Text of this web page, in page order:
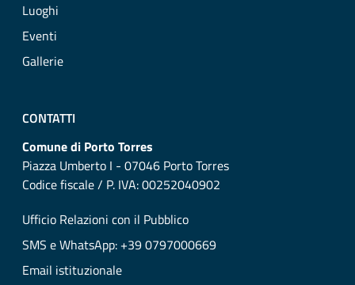
Luoghi
Eventi
Gallerie
CONTATTI
Comune di Porto Torres
Piazza Umberto I - 07046 Porto Torres
Codice fiscale / P. IVA: 00252040902
Ufficio Relazioni con il Pubblico
SMS e WhatsApp: +39 0797000669
Email istituzionale